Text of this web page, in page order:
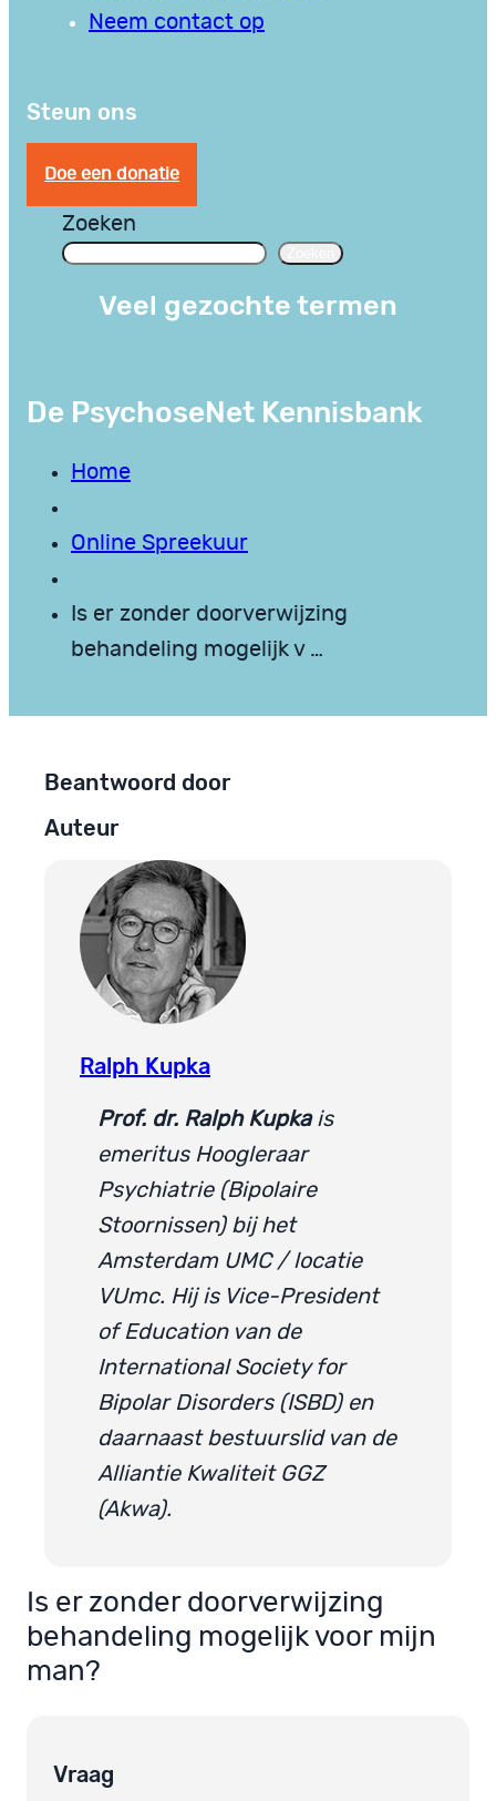
Neem contact op
Steun ons
Doe een donatie
Zoeken
Veel gezochte termen
De PsychoseNet Kennisbank
Home
Online Spreekuur
Is er zonder doorverwijzing
behandeling mogelijk v …
Beantwoord door
Auteur
Ralph Kupka
Prof. dr. Ralph Kupkais
emeritus Hoogleraar
Psychiatrie (Bipolaire
Stoornissen) bij het
Amsterdam UMC / locatie
VUmc. Hij is Vice-President
of Education van de
International Society for
Bipolar Disorders (ISBD) en
daarnaast bestuurslid van de
Alliantie Kwaliteit GGZ
(Akwa).
Is er zonder doorverwijzing
behandeling mogelijk voor mijn
man?
Vraag